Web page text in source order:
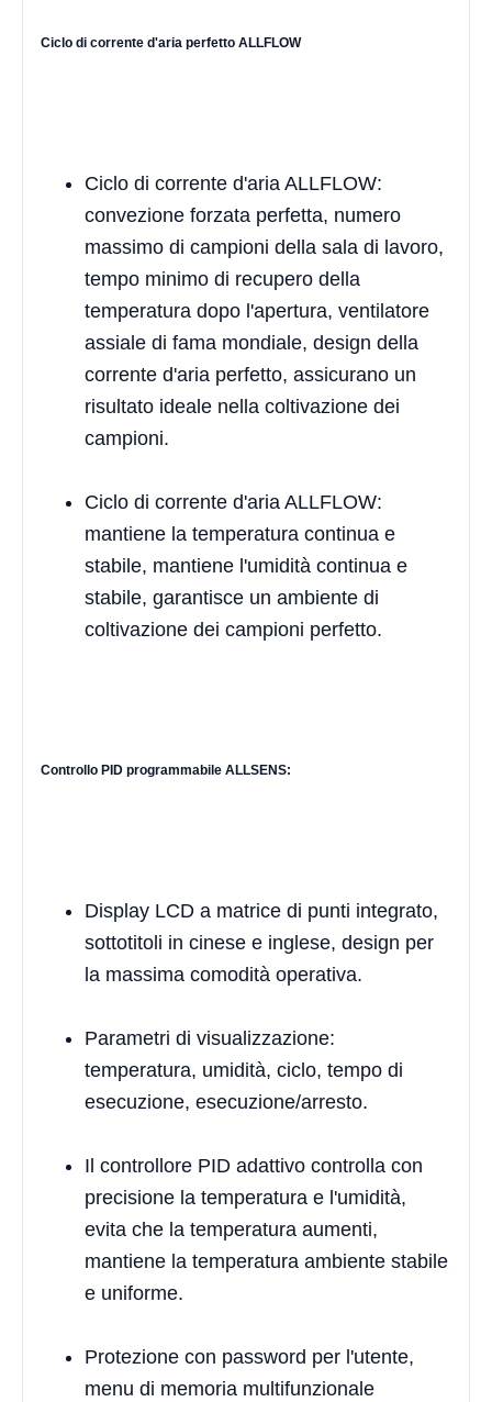
Ciclo di corrente d'aria perfetto ALLFLOW
Ciclo di corrente d'aria ALLFLOW:
convezione forzata perfetta, numero
massimo di campioni della sala di lavoro,
tempo minimo di recupero della
temperatura dopo l'apertura, ventilatore
assiale di fama mondiale, design della
corrente d'aria perfetto, assicurano un
risultato ideale nella coltivazione dei
campioni.
Ciclo di corrente d'aria ALLFLOW:
mantiene la temperatura continua e
stabile, mantiene l'umidità continua e
stabile, garantisce un ambiente di
coltivazione dei campioni perfetto.
Controllo PID programmabile ALLSENS:
Display LCD a matrice di punti integrato,
sottotitoli in cinese e inglese, design per
la massima comodità operativa.
Parametri di visualizzazione:
temperatura, umidità, ciclo, tempo di
esecuzione, esecuzione/arresto.
Il controllore PID adattivo controlla con
precisione la temperatura e l'umidità,
evita che la temperatura aumenti,
mantiene la temperatura ambiente stabile
e uniforme.
Protezione con password per l'utente,
menu di memoria multifunzionale